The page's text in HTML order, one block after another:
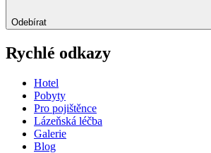
Odebírat
Rychlé odkazy
Hotel
Pobyty
Pro pojištěnce
Lázeňská léčba
Galerie
Blog